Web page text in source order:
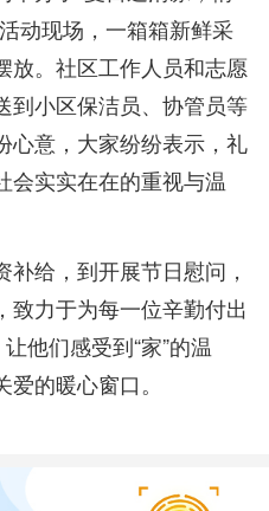
动现场，一箱箱新鲜采
放。社区工作人员和志愿
到小区保洁员、协管员等
心意，大家纷纷表示，礼
会实实在在的重视与温
给，到开展节日慰问，
致力于为每一位辛勤付出
他们感受到“家”的温
的暖心窗口。